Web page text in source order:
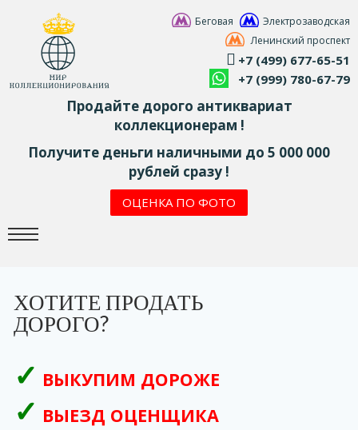
Беговая
Электрозаводская
Ленинский проспект
+7 (499) 677-65-51
+7 (999) 780-67-79
Продайте дорого антиквариат
коллекционерам !
Получите деньги наличными до 5 000 000
рублей сразу !
ОЦЕНКА ПО ФОТО
ХОТИТЕ ПРОДАТЬ
ДОРОГО?
ВЫКУПИМ ДОРОЖЕ
ВЫЕЗД ОЦЕНЩИКА